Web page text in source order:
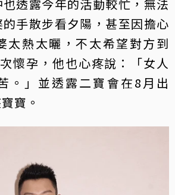
透露今年的活動較忙，無法
手散步看夕陽，甚至因擔心
太熱太曬，不太希望對方到
懷孕，他也心疼說：「女人
。」並透露二寶會在8月出
寶。